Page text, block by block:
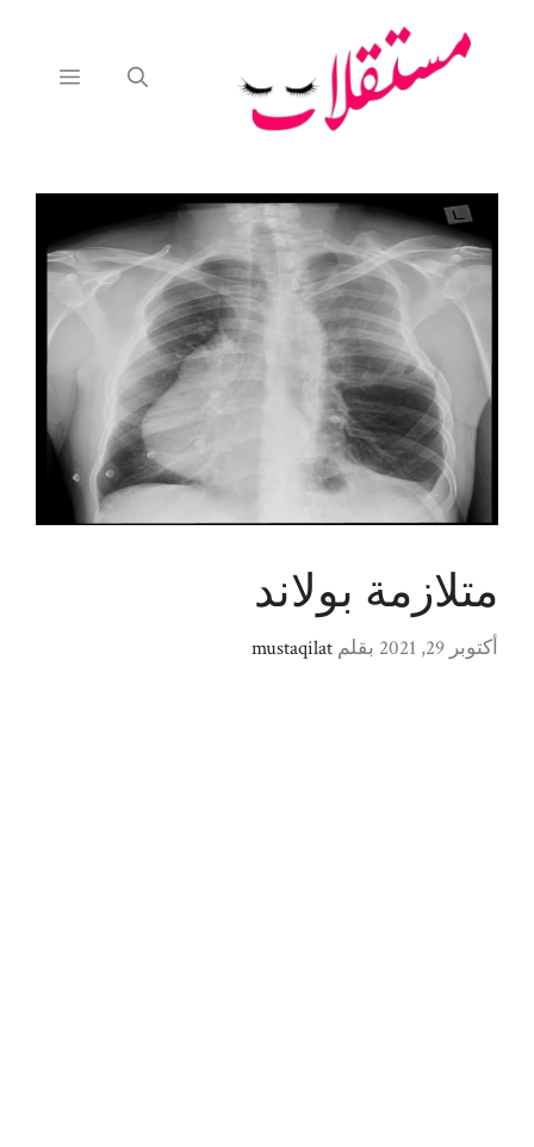
القائمة
متلازمة بولاند
أكتوبر 29, 2021 بقلم mustaqilat